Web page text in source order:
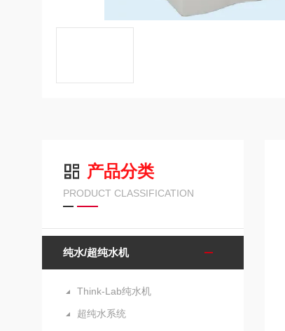
产品分类
PRODUCT CLASSIFICATION
纯水/超纯水机
Think-Lab纯水机
超纯水系统